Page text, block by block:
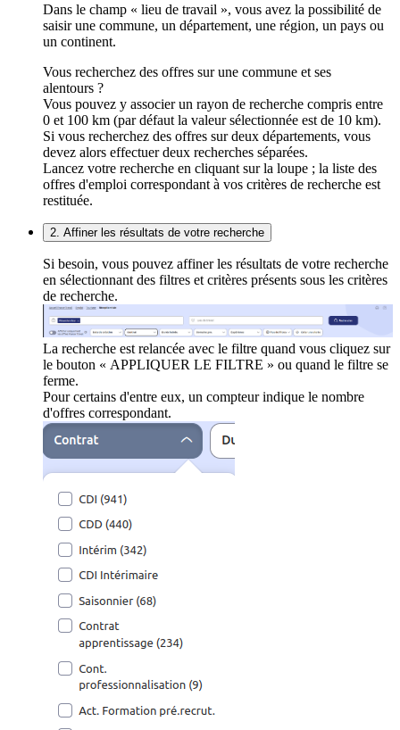
Dans le champ « lieu de travail », vous avez la possibilité de
saisir une commune, un département, une région, un pays ou
un continent.
Vous recherchez des offres sur une commune et ses
alentours ?
Vous pouvez y associer un rayon de recherche compris entre
0 et 100 km (par défaut la valeur sélectionnée est de 10 km).
Si vous recherchez des offres sur deux départements, vous
devez alors effectuer deux recherches séparées.
Lancez votre recherche en cliquant sur la loupe ; la liste des
offres d'emploi correspondant à vos critères de recherche est
restituée.
2. Affiner les résultats de votre recherche
Si besoin, vous pouvez affiner les résultats de votre recherche
en sélectionnant des filtres et critères présents sous les critères
de recherche.
La recherche est relancée avec le filtre quand vous cliquez sur
le bouton « APPLIQUER LE FILTRE » ou quand le filtre se
ferme.
Pour certains d'entre eux, un compteur indique le nombre
d'offres correspondant.